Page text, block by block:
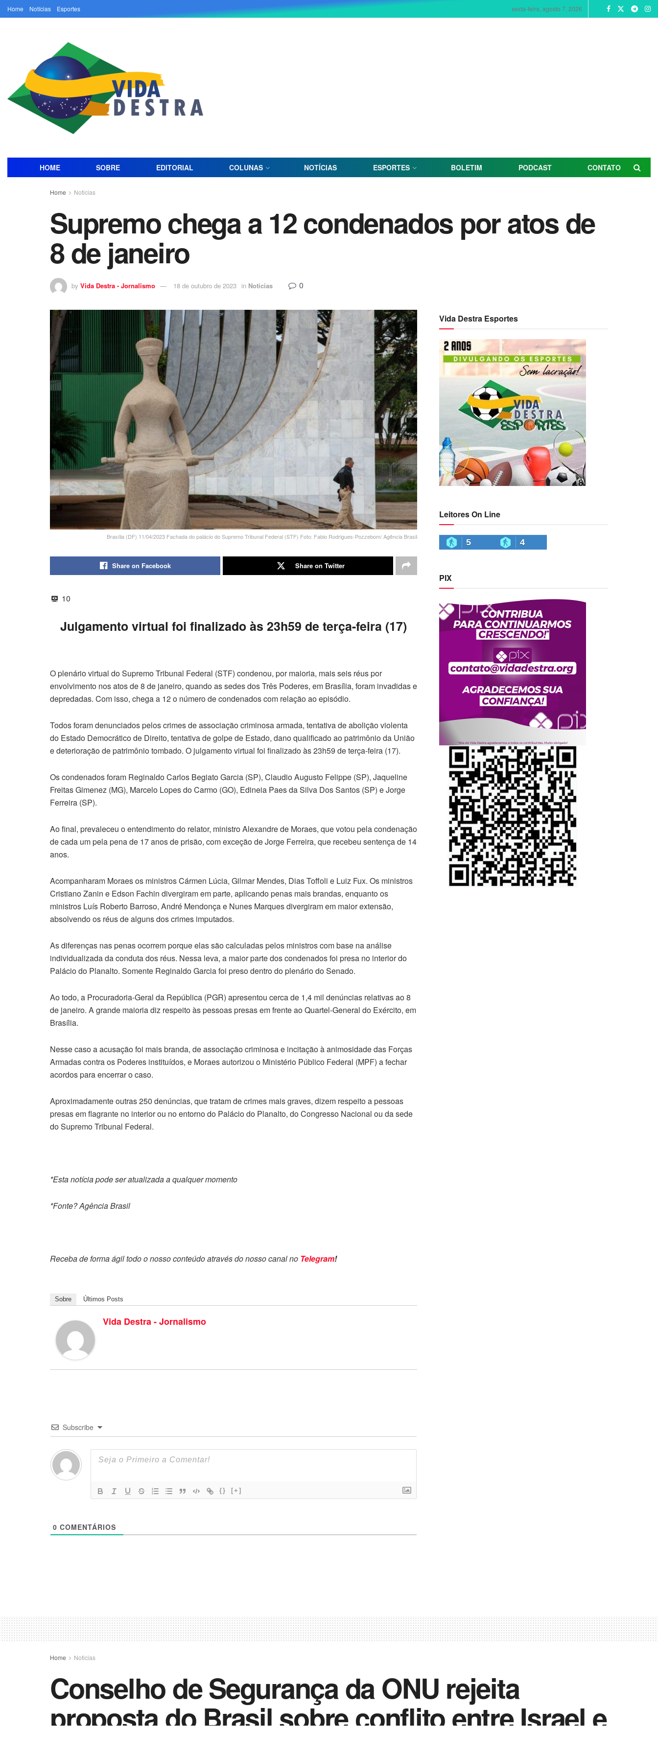
Home Notícias Esportes sexta-feira, agosto 7, 2026
HOME SOBRE EDITORIAL COLUNAS NOTÍCIAS ESPORTES BOLETIM PODCAST CONTATO
Home Noticias
Supremo chega a 12 condenados por atos de
8 de janeiro
by Vida Destra - Jornalismo 18 de outubro de 2023 in Noticias 0
Brasília (DF) 11/04/2023 Fachada do palácio do Supremo Tribunal Federal (STF) Foto: Fabio Rodrigues-Pozzebom/ Agência Brasil
Share on Facebook Share on Twitter
10
Julgamento virtual foi finalizado às 23h59 de terça-feira (17)
O plenário virtual do Supremo Tribunal Federal (STF) condenou, por maioria, mais seis réus por
envolvimento nos atos de 8 de janeiro, quando as sedes dos Três Poderes, em Brasília, foram invadidas e
depredadas. Com isso, chega a 12 o número de condenados com relação ao episódio.
Todos foram denunciados pelos crimes de associação criminosa armada, tentativa de abolição violenta
do Estado Democrático de Direito, tentativa de golpe de Estado, dano qualificado ao patrimônio da União
e deterioração de patrimônio tombado. O julgamento virtual foi finalizado às 23h59 de terça-feira (17).
Os condenados foram Reginaldo Carlos Begiato Garcia (SP), Claudio Augusto Felippe (SP), Jaqueline
Freitas Gimenez (MG), Marcelo Lopes do Carmo (GO), Edineia Paes da Silva Dos Santos (SP) e Jorge
Ferreira (SP).
Ao final, prevaleceu o entendimento do relator, ministro Alexandre de Moraes, que votou pela condenação
de cada um pela pena de 17 anos de prisão, com exceção de Jorge Ferreira, que recebeu sentença de 14
anos.
Acompanharam Moraes os ministros Cármen Lúcia, Gilmar Mendes, Dias Toffoli e Luiz Fux. Os ministros
Cristiano Zanin e Edson Fachin divergiram em parte, aplicando penas mais brandas, enquanto os
ministros Luís Roberto Barroso, André Mendonça e Nunes Marques divergiram em maior extensão,
absolvendo os réus de alguns dos crimes imputados.
As diferenças nas penas ocorrem porque elas são calculadas pelos ministros com base na análise
individualizada da conduta dos réus. Nessa leva, a maior parte dos condenados foi presa no interior do
Palácio do Planalto. Somente Reginaldo Garcia foi preso dentro do plenário do Senado.
Ao todo, a Procuradoria-Geral da República (PGR) apresentou cerca de 1,4 mil denúncias relativas ao 8
de janeiro. A grande maioria diz respeito às pessoas presas em frente ao Quartel-General do Exército, em
Brasília.
Nesse caso a acusação foi mais branda, de associação criminosa e incitação à animosidade das Forças
Armadas contra os Poderes instituídos, e Moraes autorizou o Ministério Público Federal (MPF) a fechar
acordos para encerrar o caso.
Aproximadamente outras 250 denúncias, que tratam de crimes mais graves, dizem respeito a pessoas
presas em flagrante no interior ou no entorno do Palácio do Planalto, do Congresso Nacional ou da sede
do Supremo Tribunal Federal.
*Esta notícia pode ser atualizada a qualquer momento
*Fonte? Agência Brasil
Receba de forma ágil todo o nosso conteúdo através do nosso canal no Telegram!
Sobre Últimos Posts
Vida Destra - Jornalismo
Subscribe
{} [+]
0 COMENTÁRIOS
Vida Destra Esportes
Leitores On Line
5 4
PIX
Home Noticias
Conselho de Segurança da ONU rejeita
proposta do Brasil sobre conflito entre Israel e